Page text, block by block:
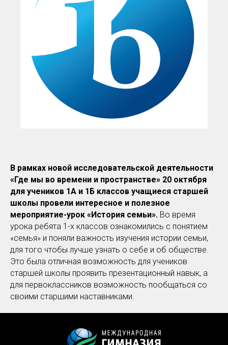
В рамках новой исследовательской деятельности
«Где мы во времени и пространстве» 20 октября
для учеников 1А и 1Б классов учащиеся старшей
школы провели интересное и полезное
мероприятие-урок «История семьи». Во время
урока ребята 1-х классов ознакомились с понятием
«семья» и поняли важность изучения истории семьи,
для того чтобы лучше узнать о себе и об обществе.
Это была отличная возможность для учеников
старшей школы проявить презентационный навык, а
для первоклассников возможность пообщаться со
своими старшими наставниками.